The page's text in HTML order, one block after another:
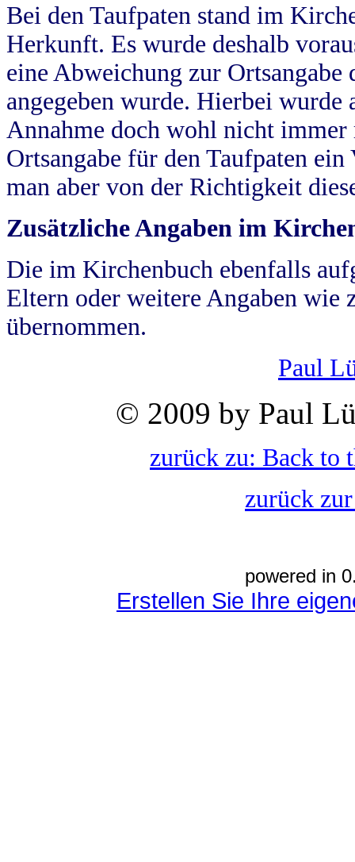
Bei den Taufpaten stand im
Herkunft. Es wurde deshalb
eine Abweichung zur
angegeben wurde. Hierbei wurde
Annahme doch wohl nicht
Ortsangabe für den Taufpaten
man aber von der Richtigkeit
Zusätzliche Angaben im
Die im Kirchenbuch ebenfalls
Eltern oder weitere Angaben wie
übernommen.
Paul
© 2009 by Paul
zurück zu: Back to
zurück
powered in
Erstellen Sie Ihre